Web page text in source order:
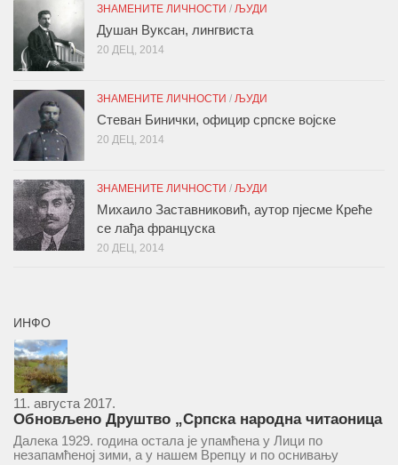
ЗНАМЕНИТЕ ЛИЧНОСТИ / ЉУДИ
Душан Вуксан, лингвиста
20 ДЕЦ, 2014
ЗНАМЕНИТЕ ЛИЧНОСТИ / ЉУДИ
Стеван Бинички, официр српске војске
20 ДЕЦ, 2014
ЗНАМЕНИТЕ ЛИЧНОСТИ / ЉУДИ
Михаило Заставниковић, аутор пјесме Креће
се лађа француска
20 ДЕЦ, 2014
ИНФО
11. августа 2017.
Обновљено Друштво „Српска народна читаоница
и књижница“ у Врепцу
Далека 1929. година остала је упамћена у Лици по
незапамћеној зими, а у нашем Врепцу и по оснивању